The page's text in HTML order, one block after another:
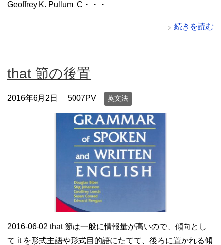
Geoffrey K. Pullum, C・・・
続きを読む
that 節の後置
2016年6月2日 5007PV 英文法
2016-06-02 that 節は一般に情報量が高いので、傾向とし
て it を形式主語や形式目的語にたてて、後ろに置かれる傾